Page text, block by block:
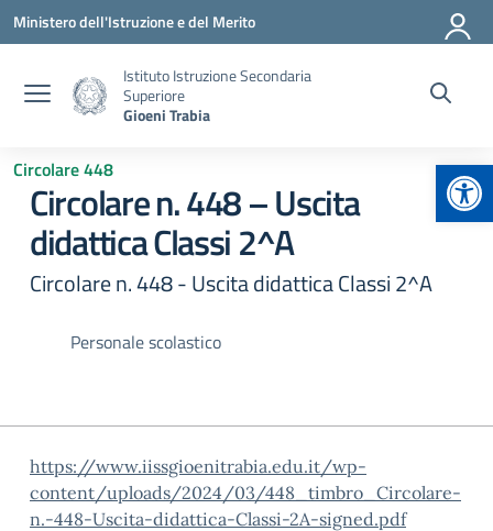
Vai ai contenuti
Vai al menu di navigazione
Vai al footer
Ministero dell'Istruzione e del Merito
Istituto Istruzione Secondaria
Superiore
Gioeni Trabia
Circolare 448
Circolare n. 448 – Uscita
didattica Classi 2^A
Circolare n. 448 - Uscita didattica Classi 2^A
Personale scolastico
https://www.iissgioenitrabia.edu.it/wp-
content/uploads/2024/03/448_timbro_Circolare-
n.-448-Uscita-didattica-Classi-2A-signed.pdf